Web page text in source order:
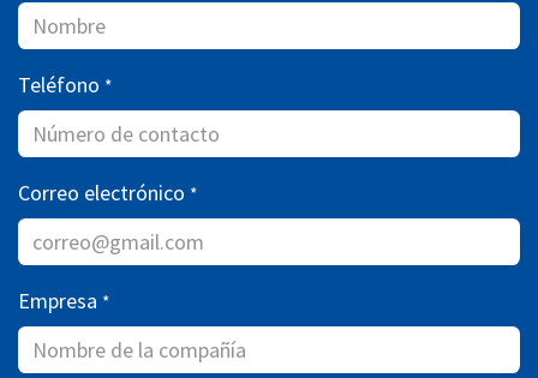
Teléfono *
Correo electrónico *
Empresa *